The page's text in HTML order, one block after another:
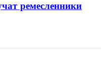
ремесленники